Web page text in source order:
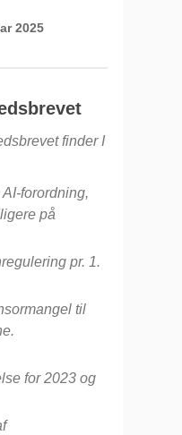
2025
finder I
forordning,
på
pr. 1.
til
for 2023 og